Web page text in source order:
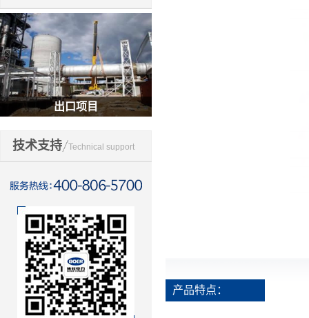
出口项目
技术支持 Technical support
产品特点：